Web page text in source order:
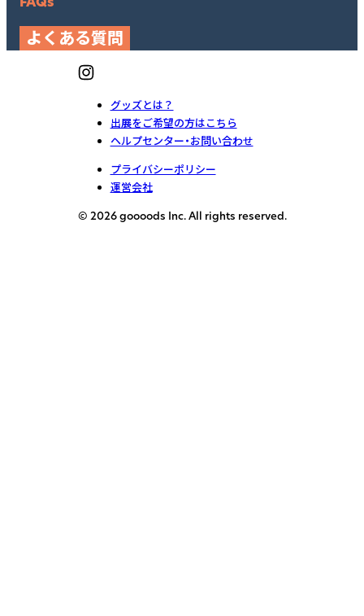
よくある質問
グッズとは？
出展をご希望の方はこちら
ヘルプセンター・お問い合わせ
プライバシーポリシー
運営会社
© 2026 goooods Inc. All rights reserved.